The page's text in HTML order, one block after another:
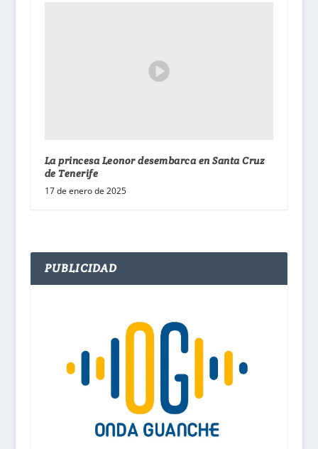
La princesa Leonor desembarca en Santa Cruz
de Tenerife
17 de enero de 2025
PUBLICIDAD